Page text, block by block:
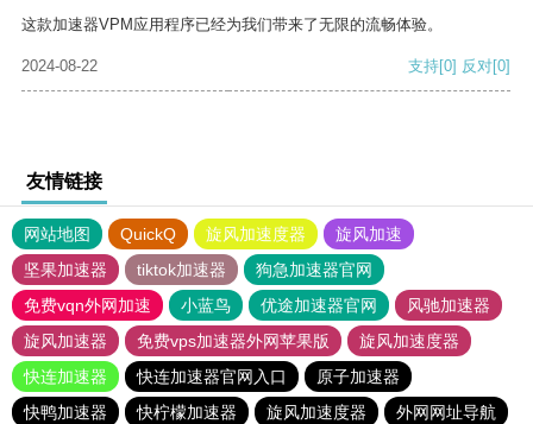
这款加速器VPM应用程序已经为我们带来了无限的流畅体验。
2024-08-22 支持[0] 反对[0]
友情链接
网站地图 QuickQ 旋风加速度器
旋风加速
坚果加速器
tiktok加速器
狗急加速器官网
免费vqn外网加速
小蓝鸟 优途加速器官网
风驰加速器
旋风加速器
免费vps加速器外网苹果版
旋风加速度器
快连加速器
快连加速器官网入口
原子加速器
快鸭加速器
快柠檬加速器 旋风加速度器
外网网址导航